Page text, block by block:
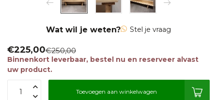
Wat wil je weten? Stel je vraag
€225,00€250,00
Binnenkort leverbaar, bestel nu en reserveer alvast
uw product.
Toevoegen aan winkelwagen